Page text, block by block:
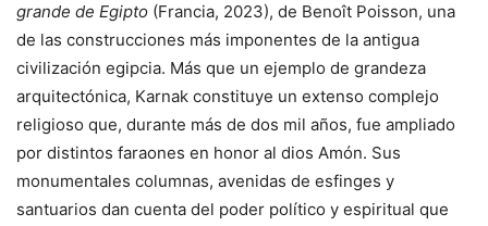
grande de Egipto (Francia, 2023), de Benoît Poisson, una
de las construcciones más imponentes de la antigua
civilización egipcia. Más que un ejemplo de grandeza
arquitectónica, Karnak constituye un extenso complejo
religioso que, durante más de dos mil años, fue ampliado
por distintos faraones en honor al dios Amón. Sus
monumentales columnas, avenidas de esfinges y
santuarios dan cuenta del poder político y espiritual que